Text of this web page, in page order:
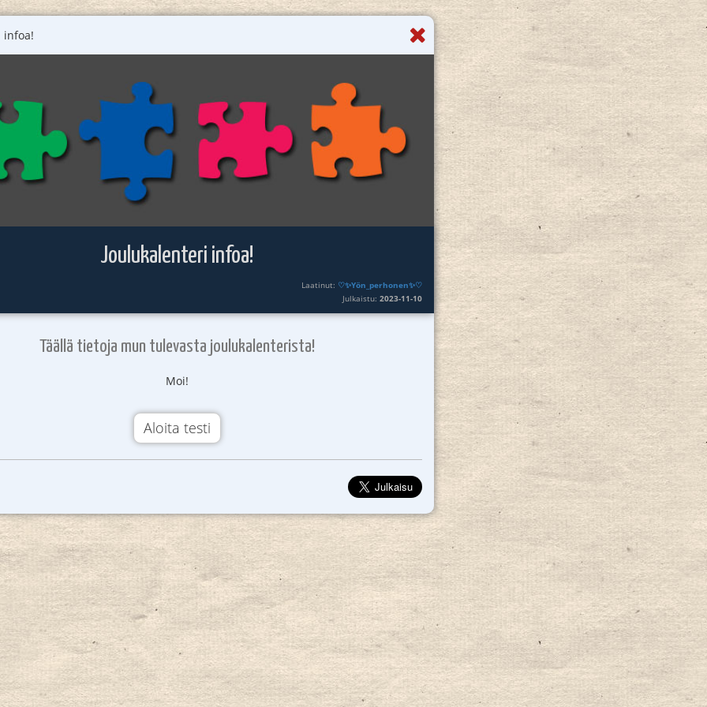
infoa!
Joulukalenteri infoa!
Laatinut: ♡✨️Yön_perhonen✨♡
Julkaistu:2023-11-10
Täällä tietoja mun tulevasta joulukalenterista!
Moi!
Aloita testi